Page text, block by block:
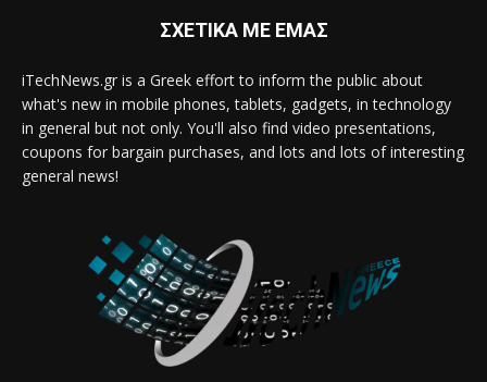
ΣΧΕΤΙΚΑ ΜΕ ΕΜΑΣ
iTechNews.gr is a Greek effort to inform the public about
what's new in mobile phones, tablets, gadgets, in technology
in general but not only. You'll also find video presentations,
coupons for bargain purchases, and lots and lots of interesting
general news!